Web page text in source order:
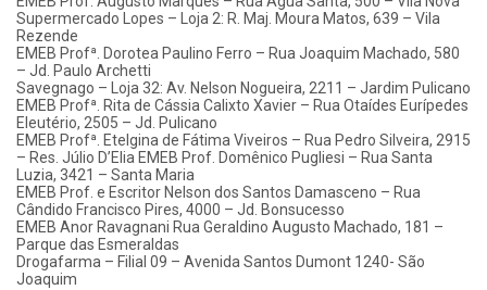
Supermercado Lopes – Loja 2: R. Maj. Moura Matos, 639 – Vila
Rezende
EMEB Profª. Dorotea Paulino Ferro – Rua Joaquim Machado, 580
– Jd. Paulo Archetti
Savegnago – Loja 32: Av. Nelson Nogueira, 2211 – Jardim Pulicano
EMEB Profª. Rita de Cássia Calixto Xavier – Rua Otaídes Eurípedes
Eleutério, 2505 – Jd. Pulicano
EMEB Profª. Etelgina de Fátima Viveiros – Rua Pedro Silveira, 2915
– Res. Júlio D’Elia EMEB Prof. Domênico Pugliesi – Rua Santa
Luzia, 3421 – Santa Maria
EMEB Prof. e Escritor Nelson dos Santos Damasceno – Rua
Cândido Francisco Pires, 4000 – Jd. Bonsucesso
EMEB Anor Ravagnani Rua Geraldino Augusto Machado, 181 –
Parque das Esmeraldas
Drogafarma – Filial 09 – Avenida Santos Dumont 1240- São
Joaquim